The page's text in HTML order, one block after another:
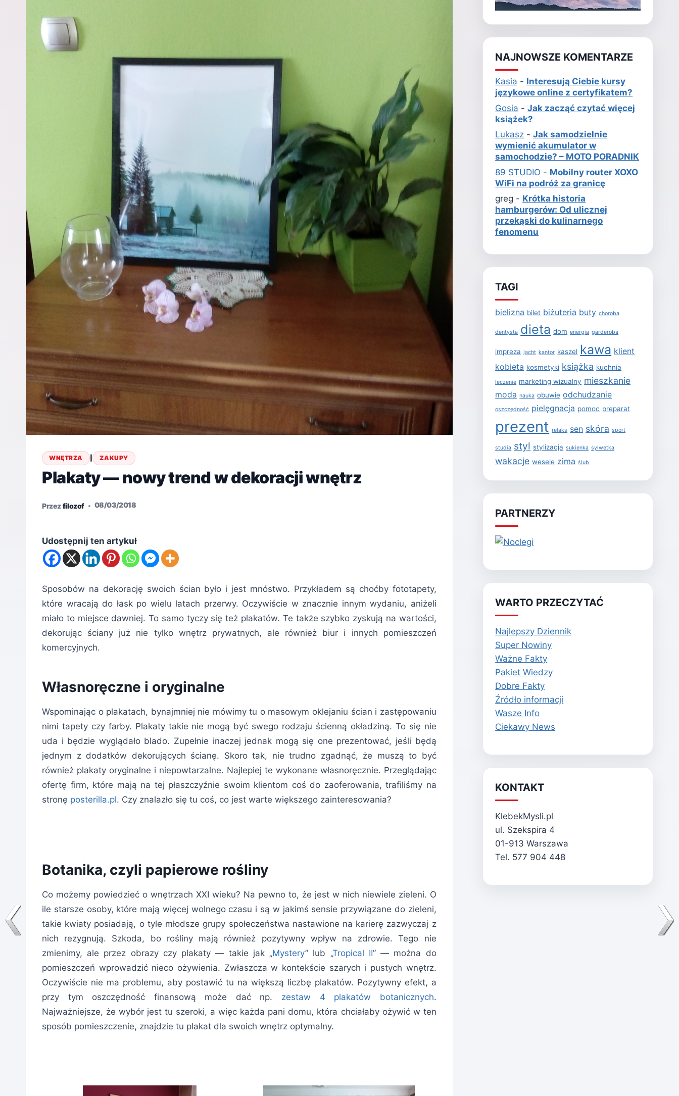
WNĘTRZA | ZAKUPY
Plakaty — nowy trend w dekoracji wnętrz
Przezfilozof 08/03/2018
Udostępnij ten artykuł
Sposobów na dekorację swoich ścian było i jest mnóstwo. Przykładem są choćby fototapety,
które wracają do łask po wielu latach przerwy. Oczywiście w znacznie innym wydaniu, aniżeli
miało to miejsce dawniej. To samo tyczy się też plakatów. Te także szybko zyskują na wartości,
dekorując ściany już nie tylko wnętrz prywatnych, ale również biur i innych pomieszczeń
komercyjnych.
Własnoręczne i oryginalne
Wspominając o plakatach, bynajmniej nie mówimy tu o masowym oklejaniu ścian i zastępowaniu
nimi tapety czy farby. Plakaty takie nie mogą być swego rodzaju ścienną okładziną. To się nie
uda i będzie wyglądało blado. Zupełnie inaczej jednak mogą się one prezentować, jeśli będą
jednym z dodatków dekorujących ścianę. Skoro tak, nie trudno zgadnąć, że muszą to być
również plakaty oryginalne i niepowtarzalne. Najlepiej te wykonane własnoręcznie. Przeglądając
ofertę firm, które mają na tej płaszczyźnie swoim klientom coś do zaoferowania, trafiliśmy na
stronę posterilla.pl. Czy znalazło się tu coś, co jest warte większego zainteresowania?
Botanika, czyli papierowe rośliny
Co możemy powiedzieć o wnętrzach XXI wieku? Na pewno to, że jest w nich niewiele zieleni. O
ile starsze osoby, które mają więcej wolnego czasu i są w jakimś sensie przywiązane do zieleni,
takie kwiaty posiadają, o tyle młodsze grupy społeczeństwa nastawione na karierę zazwyczaj z
nich rezygnują. Szkoda, bo rośliny mają również pozytywny wpływ na zdrowie. Tego nie
zmienimy, ale przez obrazy czy plakaty — takie jak „Mystery” lub „Tropical II” — można do
pomieszczeń wprowadzić nieco ożywienia. Zwłaszcza w kontekście szarych i pustych wnętrz.
Oczywiście nie ma problemu, aby postawić tu na większą liczbę plakatów. Pozytywny efekt, a
przy tym oszczędność finansową może dać np. zestaw 4 plakatów botanicznych.
Najważniejsze, że wybór jest tu szeroki, a więc każda pani domu, która chciałaby ożywić w ten
sposób pomieszczenie, znajdzie tu plakat dla swoich wnętrz optymalny.
NAJNOWSZE KOMENTARZE
Kasia - Interesują Ciebie kursy
językowe online z certyfikatem?
Gosia -Jak zacząć czytać więcej
książek?
Lukasz -Jak samodzielnie
wymienić akumulator w
samochodzie? – MOTO PORADNIK
89 STUDIO - Mobilny router XOXO
WiFi na podróż za granicę
greg - Krótka historia
hamburgerów: Od ulicznej
przekąski do kulinarnego
fenomenu
TAGI
bielizna bilet biżuteria buty choroba
dentysta dieta dom energia garderoba
impreza jacht kantor kaszel kawa klient
kobieta kosmetyki książka kuchnia
leczenie marketing wizualny mieszkanie
moda nauka obuwie odchudzanie
oszczędność pielęgnacja pomoc preparat
prezent relaks sen skóra sport
studia styl stylizacja sukienka sylwetka
wakacje wesele zima ślub
PARTNERZY
WARTO PRZECZYTAĆ
Najlepszy Dziennik
Super Nowiny
Ważne Fakty
Pakiet Wiedzy
Dobre Fakty
Źródło informacji
Wasze Info
Ciekawy News
KONTAKT
KlebekMysli.pl
ul. Szekspira 4
01-913 Warszawa
Tel. 577 904 448